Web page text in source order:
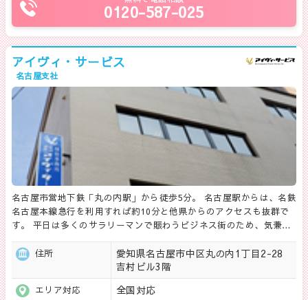
0120-587-025
アイヴィ・サービス
名古屋支社
名古屋市営地下鉄「丸の内駅」から徒歩5分。 名古屋駅からは、名鉄
名古屋本線急行を利用すれば約10分と他県からのアクセスも抜群で
す。 平日は多くのサラリーマンで賑わうビジネス街のため、気兼…
住所
愛知県名古屋市中区丸の内1丁目2-28
吉村ビル3階
エリア対応 全国対応